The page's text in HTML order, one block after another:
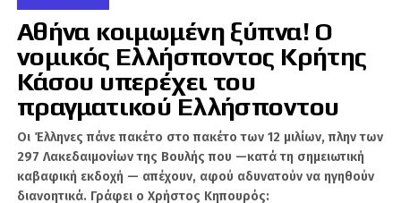
αποκλειστικά την αντικατάσταση των
παραδοσιακών δελτίων ταυτότητας, αλλά τη
σταδιακή συγκρότηση μιας ολοκληρωμένης
αρχιτεκτονικής ψηφιακής ηλεκτρονικής
ταυτοποίησης του πολίτη.
Το νέο πλαίσιο της ψηφιακής ταυτότητας.
Η ανάλυση των τεχνικών προδιαγραφών της
Αθήνα κοιμωμένη ξύπνα! Ο
νομικός Ελλήσποντος Κρήτης
Κάσου υπερέχει του
πραγματικού Ελλήσποντου
Οι Έλληνες πάνε πακέτο στο πακέτο των 12 μιλίων, πλην των
297 Λακεδαιμονίων της Βουλής που —κατά τη σημειωτική
καβαφική εκδοχή — απέχουν, αφού αδυνατούν να ηγηθούν
διανοητικά. Γράφει ο Χρήστος Κηπουρός: